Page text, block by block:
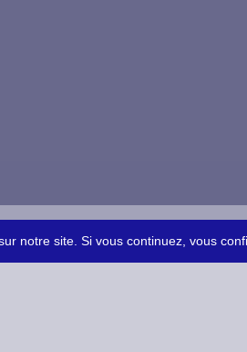
notre site. Si vous continuez, vous